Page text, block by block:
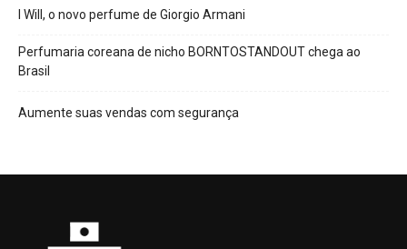
I Will, o novo perfume de Giorgio Armani
Perfumaria coreana de nicho BORNTOSTANDOUT chega ao
Brasil
Aumente suas vendas com segurança